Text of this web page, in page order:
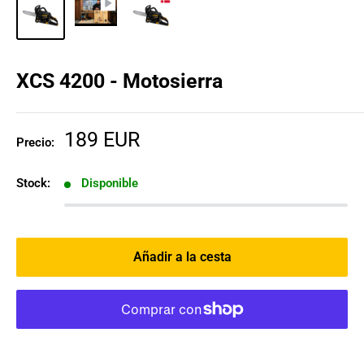
XCS 4200 - Motosierra
Precio:
Precio
venta
189 EUR
Stock: Disponible
Añadir a la cesta